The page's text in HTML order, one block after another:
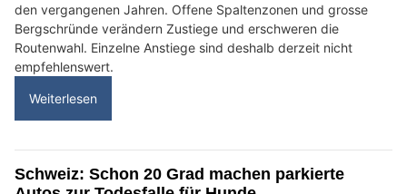
den vergangenen Jahren. Offene Spaltenzonen und grosse
Bergschründe verändern Zustiege und erschweren die
Routenwahl. Einzelne Anstiege sind deshalb derzeit nicht
empfehlenswert.
Weiterlesen
Schweiz: Schon 20 Grad machen parkierte